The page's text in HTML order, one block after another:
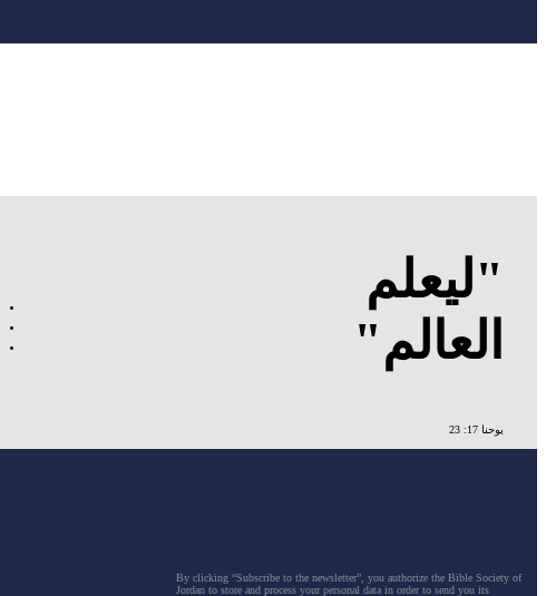
"ليعلم
العالم"
يوحنا 17: 23
By clicking “Subscribe to the newsletter”, you authorize the Bible Society of
Jordan to store and process your personal data in order to send you its